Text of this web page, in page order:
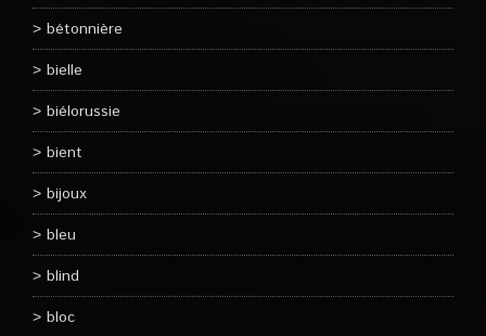
bétonnière
bielle
biélorussie
bient
bijoux
bleu
blind
bloc